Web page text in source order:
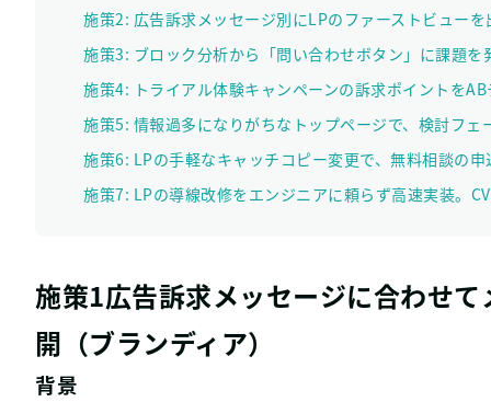
施策2: 広告訴求メッセージ別にLPのファーストビュー
施策3: ブロック分析から「問い合わせボタン」に課題
施策4: トライアル体験キャンペーンの訴求ポイントを
施策5: 情報過多になりがちなトップページで、検討フ
施策6: LPの手軽なキャッチコピー変更で、無料相談の
施策7: LPの導線改修をエンジニアに頼らず高速実装。
施策1広告訴求メッセージに合わせ
開（ブランディア）
背景